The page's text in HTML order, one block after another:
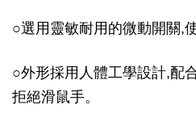
○選用靈敏耐用的微動開關,
○外形採用人體工學設計,配
拒絕滑鼠手。